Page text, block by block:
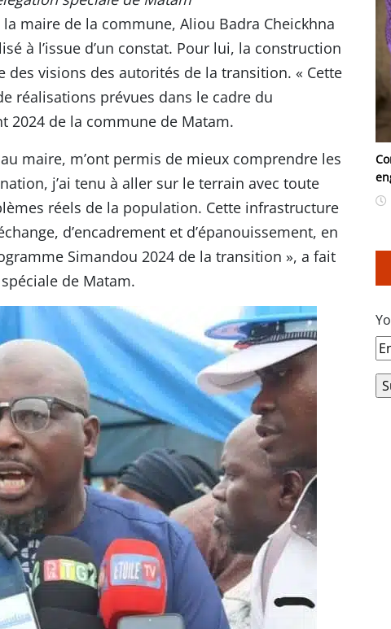
maire de la commune, Aliou Badra Cheickhna
à l’issue d’un constat. Pour lui, la construction
des visions des autorités de la transition. « Cette
réalisations prévues dans le cadre du
2024 de la commune de Matam.
maire, m’ont permis de mieux comprendre les
j’ai tenu à aller sur le terrain avec toute
réels de la population. Cette infrastructure
d’encadrement et d’épanouissement, en
Simandou 2024 de la transition », a fait
de Matam.